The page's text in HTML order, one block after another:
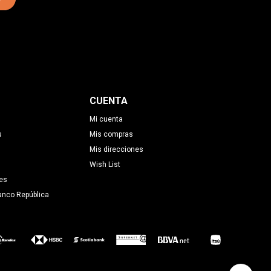
República
CUENTA
Mi cuenta
Mis compras
Mis direcciones
Wish List